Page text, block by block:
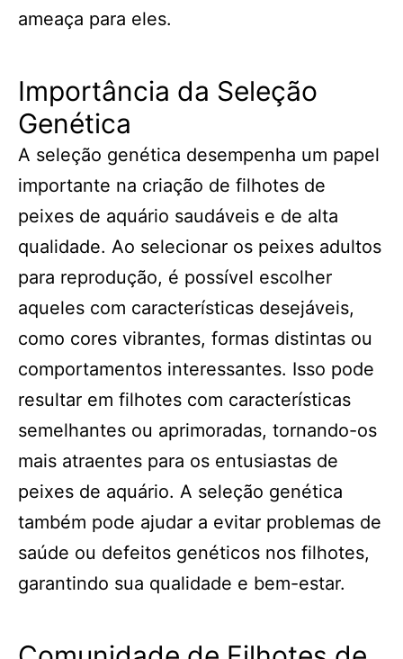
ameaça para eles.
Importância da Seleção
Genética
A seleção genética desempenha um papel
importante na criação de filhotes de
peixes de aquário saudáveis e de alta
qualidade. Ao selecionar os peixes adultos
para reprodução, é possível escolher
aqueles com características desejáveis,
como cores vibrantes, formas distintas ou
comportamentos interessantes. Isso pode
resultar em filhotes com características
semelhantes ou aprimoradas, tornando-os
mais atraentes para os entusiastas de
peixes de aquário. A seleção genética
também pode ajudar a evitar problemas de
saúde ou defeitos genéticos nos filhotes,
garantindo sua qualidade e bem-estar.